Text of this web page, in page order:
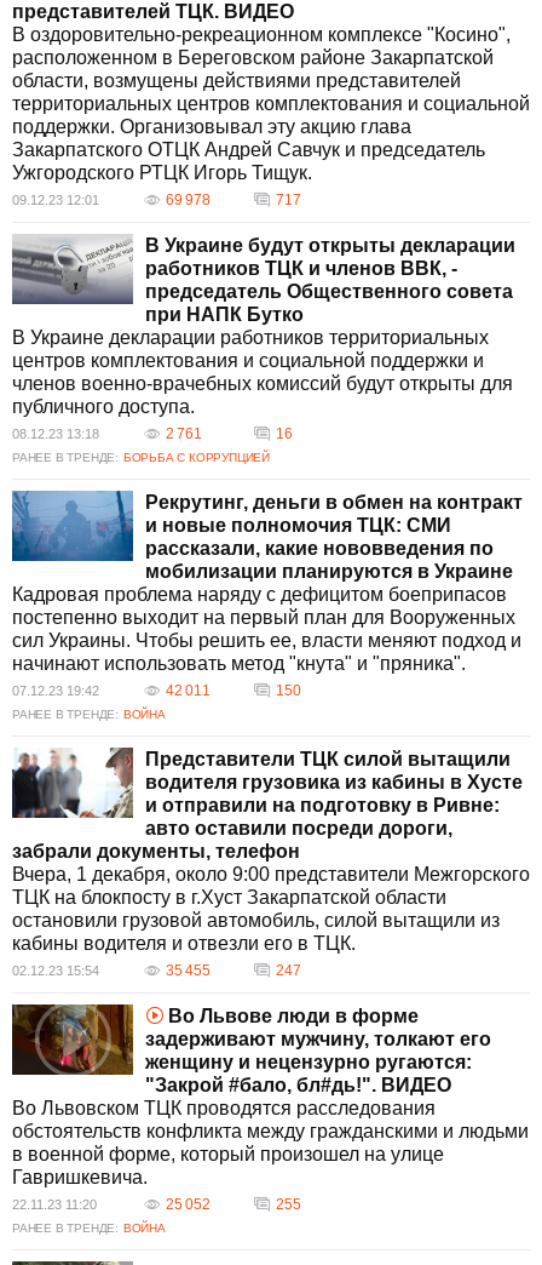
представителей ТЦК. ВИДЕО
В оздоровительно-рекреационном комплексе "Косино",
расположенном в Береговском районе Закарпатской
области, возмущены действиями представителей
территориальных центров комплектования и социальной
поддержки. Организовывал эту акцию глава
Закарпатского ОТЦК Андрей Савчук и председатель
Ужгородского РТЦК Игорь Тищук.
09.12.23 12:01 69 978 717
В Украине будут открыты декларации
работников ТЦК и членов ВВК, -
председатель Общественного совета
при НАПК Бутко
В Украине декларации работников территориальных
центров комплектования и социальной поддержки и
членов военно-врачебных комиссий будут открыты для
публичного доступа.
08.12.23 13:18 2 761 16
РАНЕЕ В ТРЕНДЕ: БОРЬБА С КОРРУПЦИЕЙ
Рекрутинг, деньги в обмен на контракт
и новые полномочия ТЦК: СМИ
рассказали, какие нововведения по
мобилизации планируются в Украине
Кадровая проблема наряду с дефицитом боеприпасов
постепенно выходит на первый план для Вооруженных
сил Украины. Чтобы решить ее, власти меняют подход и
начинают использовать метод "кнута" и "пряника".
07.12.23 19:42 42 011 150
РАНЕЕ В ТРЕНДЕ: ВОЙНА
Представители ТЦК силой вытащили
водителя грузовика из кабины в Хусте
и отправили на подготовку в Ривне:
авто оставили посреди дороги,
забрали документы, телефон
Вчера, 1 декабря, около 9:00 представители Межгорского
ТЦК на блокпосту в г.Хуст Закарпатской области
остановили грузовой автомобиль, силой вытащили из
кабины водителя и отвезли его в ТЦК.
02.12.23 15:54 35 455 247
Во Львове люди в форме
задерживают мужчину, толкают его
женщину и нецензурно ругаются:
"Закрой #бало, бл#дь!". ВИДЕО
Во Львовском ТЦК проводятся расследования
обстоятельств конфликта между гражданскими и людьми
в военной форме, который произошел на улице
Гавришкевича.
22.11.23 11:20 25 052 255
РАНЕЕ В ТРЕНДЕ: ВОЙНА